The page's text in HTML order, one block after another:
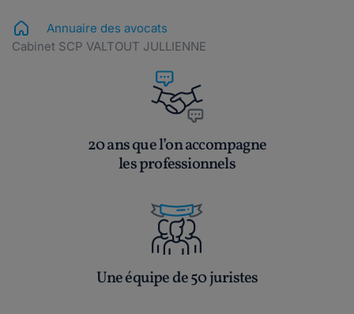
Annuaire des avocats
Cabinet SCP VALTOUT JULLIENNE
20 ans que l’on accompagne
les professionnels
Une équipe de 50 juristes